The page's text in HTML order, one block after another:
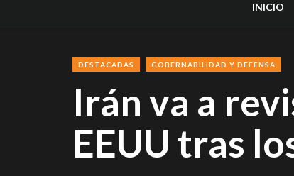
INICIO
DESTACADAS GOBERNABILIDAD Y DEFENSA
Irán va a
EEUU tras